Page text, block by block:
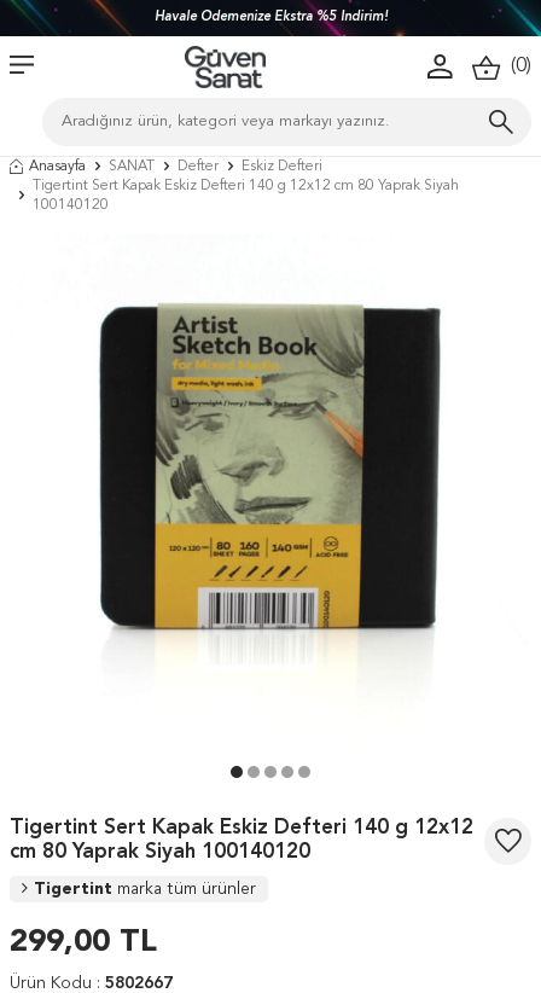
Havale Ödemenize Ekstra %5 İndirim!
(0)
Anasayfa SANAT Defter
Eskiz Defteri
Tigertint Sert Kapak Eskiz Defteri 140 g 12x12 cm 80 Yaprak Siyah
100140120
Tigertint Sert Kapak Eskiz Defteri 140 g 12x12
cm 80 Yaprak Siyah 100140120
Tigertint marka tüm ürünler
299,00 TL
Ürün Kodu : 5802667